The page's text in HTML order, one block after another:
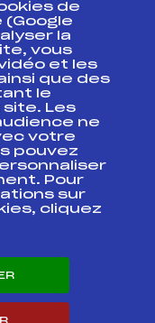
Suivi
de
(Google
la
vous
et les
que des
le
Les
ne
votre
pouvez
Pour
sur
cliquez